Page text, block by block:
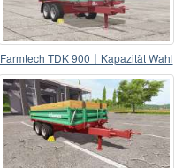
Farmtech TDK 900〡Kapazität Wahl